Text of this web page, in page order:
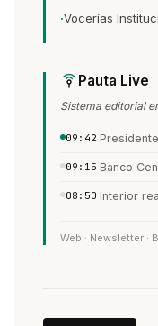
Vocerías
Pauta Live
Sistema editorial
09:42
09:15 Banco
08:50 Interior
Web · Newsletter ·